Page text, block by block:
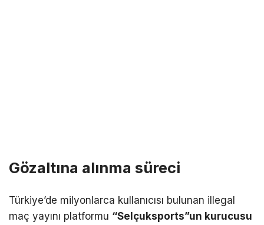
Gözaltına alınma süreci
Türkiye’de milyonlarca kullanıcısı bulunan illegal
maç yayını platformu “Selçuksports”un kurucusu